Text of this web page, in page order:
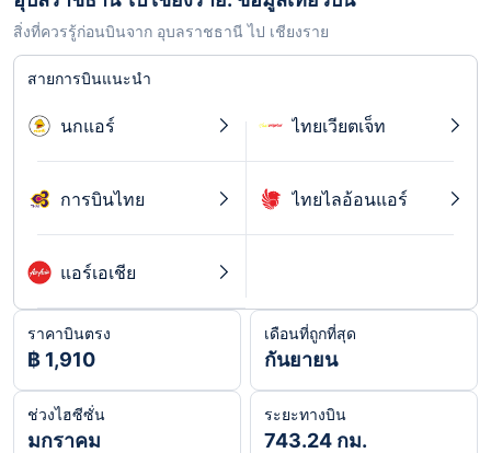
สิ่งที่ควรรู้ก่อนบินจาก อุบลราชธานี ไป เชียงราย
สายการบินแนะนำ
นกแอร์ ไทยเวียตเจ็ท
การบินไทย ไทยไลอ้อนแอร์
แอร์เอเชีย
ราคาบินตรง
฿ 1,910
เดือนที่ถูกที่สุด
กันยายน
ช่วงไฮซีซั่น
มกราคม
ระยะทางบิน
743.24 กม.